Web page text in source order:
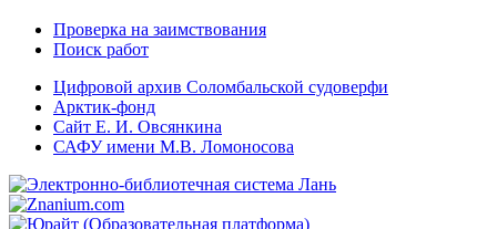
Проверка на заимствования
Поиск работ
Цифровой архив Соломбальской судоверфи
Арктик-фонд
Сайт Е. И. Овсянкина
САФУ имени М.В. Ломоносова